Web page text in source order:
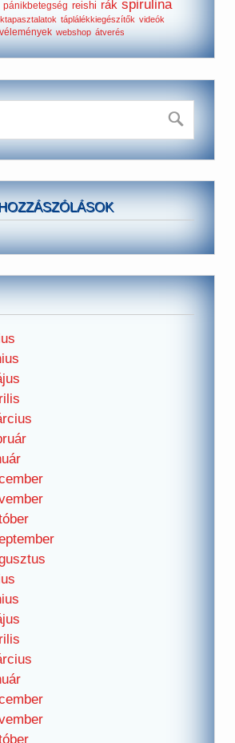
pánikbetegség reishi rák spirulina
táplálékkiegészítők videók
vélemények webshop átverés